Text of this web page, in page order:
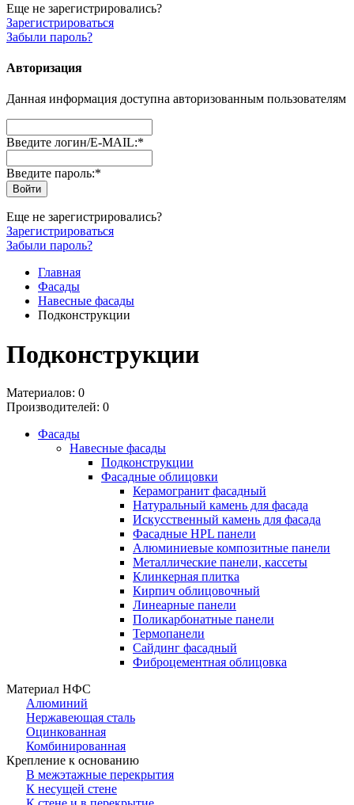
Еще не зарегистрировались?
Зарегистрироваться
Забыли пароль?
Авторизация
Данная информация доступна авторизованным пользователям
Введите логин/E-MAIL:*
Введите пароль:*
Еще не зарегистрировались?
Зарегистрироваться
Забыли пароль?
Главная
Фасады
Навесные фасады
Подконструкции
Подконструкции
Материалов: 0
Производителей: 0
Фасады
Навесные фасады
Подконструкции
Фасадные облицовки
Керамогранит фасадный
Натуральный камень для фасада
Искусственный камень для фасада
Фасадные HPL панели
Алюминиевые композитные панели
Металлические панели, кассеты
Клинкерная плитка
Кирпич облицовочный
Линеарные панели
Поликарбонатные панели
Термопанели
Сайдинг фасадный
Фиброцементная облицовка
Материал НФС
Алюминий
Нержавеющая сталь
Оцинкованная
Комбинированная
Крепление к основанию
В межэтажные перекрытия
К несущей стене